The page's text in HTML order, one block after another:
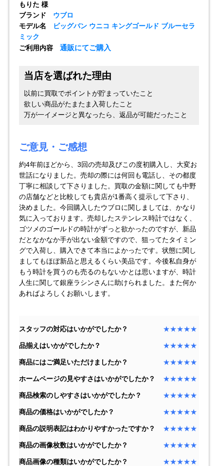
全てのブランドを見
ロレックス
パテック
グランド
セイコー
オメガ IWC
コンスタンタン
商品の状態から探す
新品 未使用品
中古品 アンティーク品
もりた 様
ブランド ウブロ
モデル名
ビッグバン ウニコ キングゴールド ブルーセラ
ミック
ご利用内容 通販にてご購入
当店を選ばれた理由
以前に買取でポイントが貯まっていたこと
欲しい商品がたまたま入荷したこと
万が一イメージと異なったら、返品が可能だったこと
ご意見・ご感想
約4年前ほどから、3回の売却及びこの度初購入し、大変お
世話になりました。売却の際には何回も電話し、その都度
丁寧に相談して下さりました。買取の金額に関しても中野
の店舗などと比較しても貴店が1番高く提示して下さり、
決めました。今回購入したウブロに関しましては、かなり
気に入っております。売却したステンレス時計ではなく、
ゴツメのゴールドの時計がずっと欲かったのですが、新品
だとなかなか手が出ない金額ですので、狙ってたタイミン
グで入荷し、購入できて本当によかったです。状態に関し
ましてもほぼ新品と思えるくらい美品です。今後私自身が
もう時計を買うのも売るのもないかとは思いますが、時計
人生に関して銀座ラシンさんに助けられました。また何か
あればよろしくお願いします。
スタッフの対応はいかがでしたか？ ★★★★★
品揃えはいかがでしたか？ ★★★★★
商品にはご満足いただけましたか？ ★★★★★
ホームページの見やすさはいかがでしたか？ ★★★★★
商品検索のしやすさはいかがでしたか？ ★★★★★
商品の価格はいかがでしたか？ ★★★★★
商品の説明表記はわかりやすかったですか？ ★★★★★
商品の画像枚数はいかがでしたか？ ★★★★★
商品画像の種類はいかがでしたか？ ★★★★★